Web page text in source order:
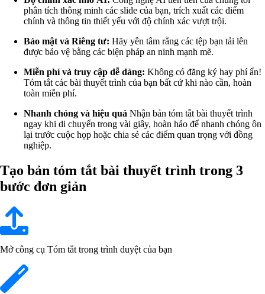
phân tích thông minh các slide của bạn, trích xuất các điểm
chính và thông tin thiết yếu với độ chính xác vượt trội.
Bảo mật và Riêng tư: Hãy yên tâm rằng các tệp bạn tải lên
được bảo vệ bằng các biện pháp an ninh mạnh mẽ.
Miễn phí và truy cập dễ dàng: Không có đăng ký hay phí ẩn!
Tóm tắt các bài thuyết trình của bạn bất cứ khi nào cần, hoàn
toàn miễn phí.
Nhanh chóng và hiệu quả Nhận bản tóm tắt bài thuyết trình
ngay khi di chuyển trong vài giây, hoàn hảo để nhanh chóng ôn
lại trước cuộc họp hoặc chia sẻ các điểm quan trọng với đồng
nghiệp.
Tạo bản tóm tắt bài thuyết trình trong 3
bước đơn giản
Mở công cụ Tóm tắt trong trình duyệt của bạn